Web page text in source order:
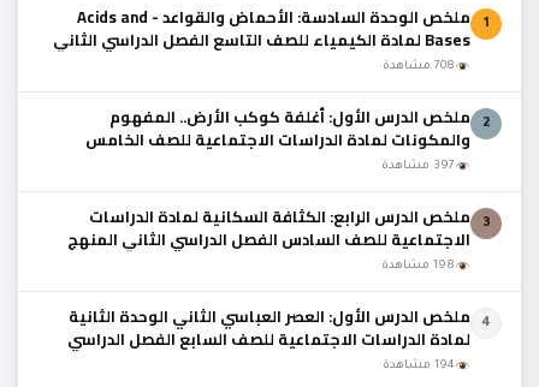
1 ملخص الوحدة السادسة: الأحماض والقواعد - Acids and
Bases لمادة الكيمياء للصف التاسع الفصل الدراسي الثاني
المنهج العماني
708 مشاهدة
2 ملخص الدرس الأول: أغلفة كوكب الأرض.. المفهوم
والمكونات لمادة الدراسات الاجتماعية للصف الخامس
الفصل الدراسي الثاني المنهج العماني
397 مشاهدة
3 ملخص الدرس الرابع: الكثافة السكانية لمادة الدراسات
الاجتماعية للصف السادس الفصل الدراسي الثاني المنهج
العماني
198 مشاهدة
4 ملخص الدرس الأول: العصر العباسي الثاني الوحدة الثانية
لمادة الدراسات الاجتماعية للصف السابع الفصل الدراسي
الثاني المنهج العماني
194 مشاهدة